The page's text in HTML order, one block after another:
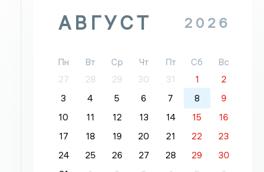
АВГУСТ 2026
Пн Вт Ср Чт Пт Сб
Вс
27
28 29 30 31 1
2
3
4 5 6 7 8
9
10
11 12 13 14 15
16
17
18 19 20 21 22
23
24
25 26 27 28 29
30